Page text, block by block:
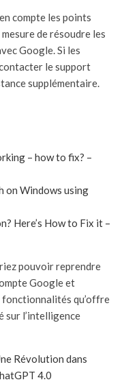
compte les points
de résoudre les
Google. Si les
le support
supplémentaire.
– how to fix? –
on Windows using
Here’s How to Fix it –
pouvoir reprendre
Google et
fonctionnalités qu’offre
sur l’intelligence
Révolution dans
4.0